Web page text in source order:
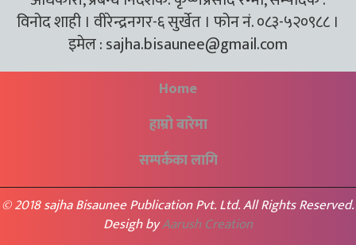
विनोद शाही । वीरेन्द्रनगर-६ सुर्खेत । फोन नं. ०८३-५२०९८८ ।
इमेल :sajha.bisaunee@gmail.com
Home
हाम्रो बारेमा
सम्पर्कका लागि
© 2018 sajha Bisaunee Publication Pvt. Ltd. All Rights Reserved.
Desigh byAarush Creation